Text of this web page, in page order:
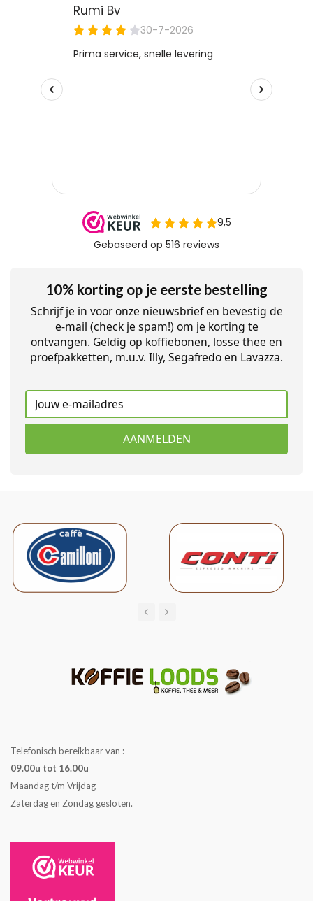
10% korting op je eerste bestelling
Schrijf je in voor onze nieuwsbrief en bevestig de
e-mail (check je spam!) om je korting te
ontvangen. Geldig op koffiebonen, losse thee en
proefpakketten, m.u.v. Illy, Segafredo en Lavazza.
AANMELDEN
Telefonisch bereikbaar van :
09.00u tot 16.00u
Maandag t/m Vrijdag
Zaterdag en Zondag gesloten.